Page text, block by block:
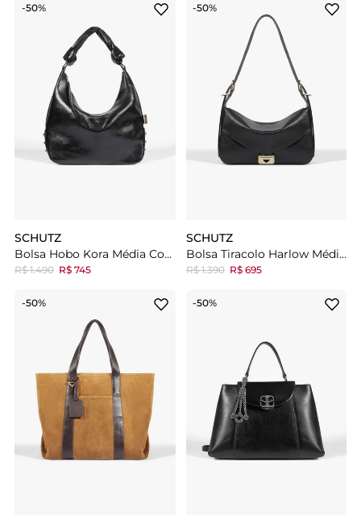
-50%
SCHUTZ
Bolsa Hobo Kora Média Couro Preta
R$ 1.490 R$ 745
-50%
SCHUTZ
Bolsa Tiracolo Harlow Média Couro Preta
R$ 1.390 R$ 695
-50% -50%